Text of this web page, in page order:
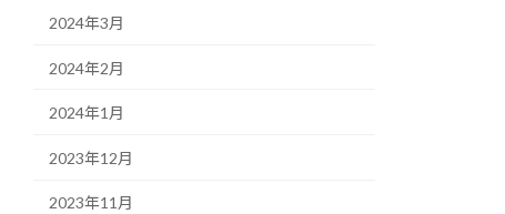
2024年3月
2024年2月
2024年1月
2023年12月
2023年11月